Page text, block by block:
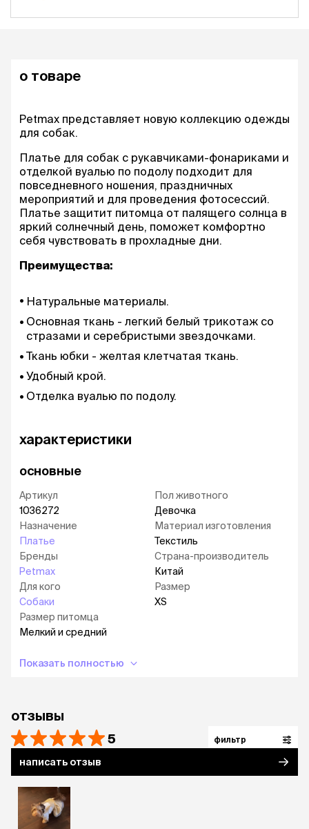
о товаре
Petmax представляет новую коллекцию одежды
для собак.
Платье для собак с рукавчиками-фонариками и
отделкой вуалью по подолу подходит для
повседневного ношения, праздничных
мероприятий и для проведения фотосессий.
Платье защитит питомца от палящего солнца в
яркий солнечный день, поможет комфортно
себя чувствовать в прохладные дни.
Преимущества:
Натуральные материалы.
Основная ткань - легкий белый трикотаж со
стразами и серебристыми звездочками.
Ткань юбки - желтая клетчатая ткань.
Удобный крой.
Отделка вуалью по подолу.
характеристики
основные
Артикул
1036272
Назначение
Платье
Бренды
Petmax
Для кого
Собаки
Размер питомца
Мелкий и средний
Пол животного
Девочка
Материал изготовления
Текстиль
Страна-производитель
Китай
Размер
XS
Показать полностью
отзывы
5 фильтр
написать отзыв